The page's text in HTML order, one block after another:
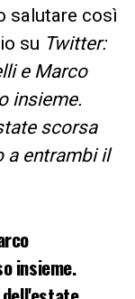
salutare così
su Twitter:
e Marco
insieme.
scorsa
a entrambi il
insieme.